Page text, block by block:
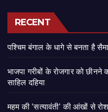
RECENT
पश्चिम बंगाल के धागे से बनता है
भाजपा गरीबों के रोजगार को
साहिल दहिया
महम की ’सत्यावंती’ की आंखों से